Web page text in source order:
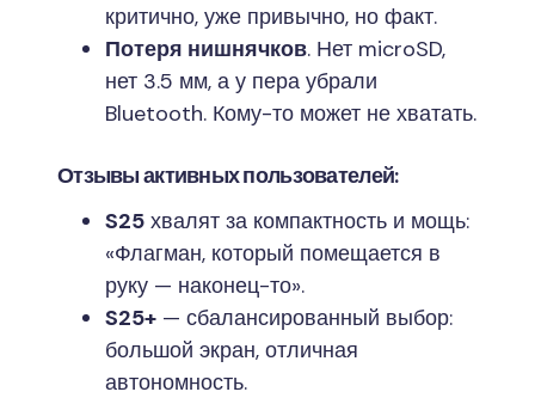
критично, уже привычно, но факт.
Потеря нишнячков. Нет microSD,
нет 3.5 мм, а у пера убрали
Bluetooth. Кому-то может не хватать.
Отзывы активных пользователей:
S25 хвалят за компактность и мощь:
«Флагман, который помещается в
руку — наконец-то».
S25+ — сбалансированный выбор:
большой экран, отличная
автономность.